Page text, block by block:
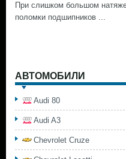
При слишком большом
поломки подшипников ...
АВТОМОБИЛИ
Audi 80
Audi A3
Chevrolet Cruze